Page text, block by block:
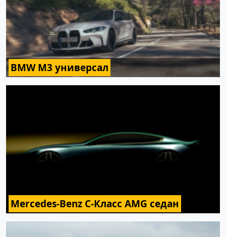
BMW M3 универсал
Mercedes-Benz C-Класс AMG седан